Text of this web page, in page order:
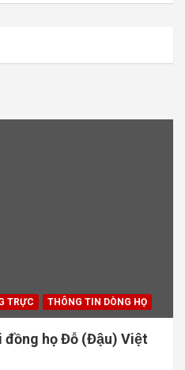
TRỰC THÔNG TIN DÒNG HỌ
đồng họ Đỗ (Đậu) Việt